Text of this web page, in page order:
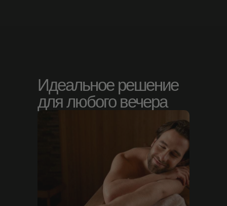
Идеальное решение
для любого вечера